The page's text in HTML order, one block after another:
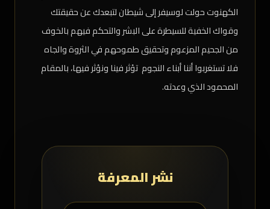
الكهنوت حولت لوسيفر إلى شيطان لتبعدك عن حقيقتك
وقواك الخفية للسيطرة على البشر والتحكم فيهم بالخوف
من الجحيم المزعوم وتحقيق طموحهم في الثروة والجاه
فلا تستغربوا أننا أبناء النجوم تؤثر فينا ونؤثر فيها، بالمقام
المحمود الذي وعدته.
نشر المعرفة